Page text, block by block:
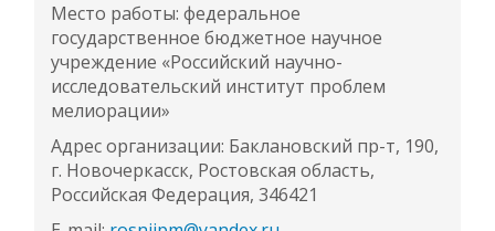
Место работы: федеральное
государственное бюджетное научное
учреждение «Российский научно-
исследовательский институт проблем
мелиорации»
Адрес организации: Баклановский пр-т, 190,
г. Новочеркасск, Ростовская область,
Российская Федерация, 346421